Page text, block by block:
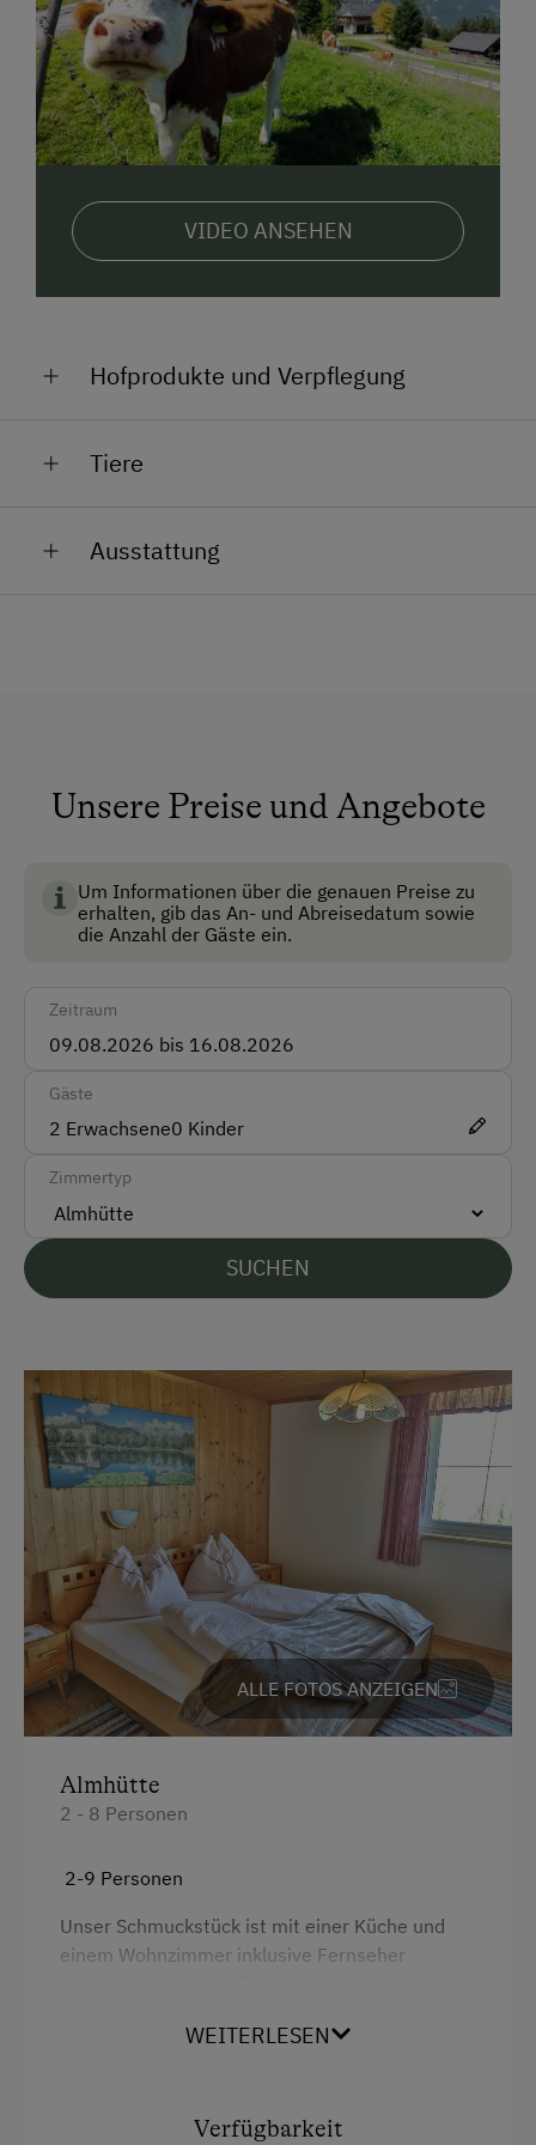
VIDEO ANSEHEN
Hofprodukte und Verpflegung
Vermietungshütte
Tiere
Von Mai bis September werden unsere Jungtiere
Ihnen auf der Alm Gesellschaft leisten. Die Jungtiere
Ausstattung
Deutsch
Englisch
Almhüttenvermietung
Ehemaliger Bergbauernhof
Ausstattung der Wohneinheit
Verpflegung
Ohne Verpflegung
eigene Trinkwasserquelle
Unsere Preise und Angebote
Um Informationen über die genauen Preise zu
erhalten, gib das An- und Abreisedatum sowie
die Anzahl der Gäste ein.
Zeitraum
Gäste
2 Erwachsene0 Kinder
Zimmertyp
SUCHEN
ALLE FOTOS ANZEIGEN
Almhütte
2 - 8 Personen
2-9 Personen
Unser Schmuckstück ist mit einer Küche und
einem Wohnzimmer inklusive Fernseher
stehen Ihnen 3 Schlafzimmer mit insgesamt
traumhaften Blick zum Hausberg dem
WEITERLESEN
Verfügbarkeit